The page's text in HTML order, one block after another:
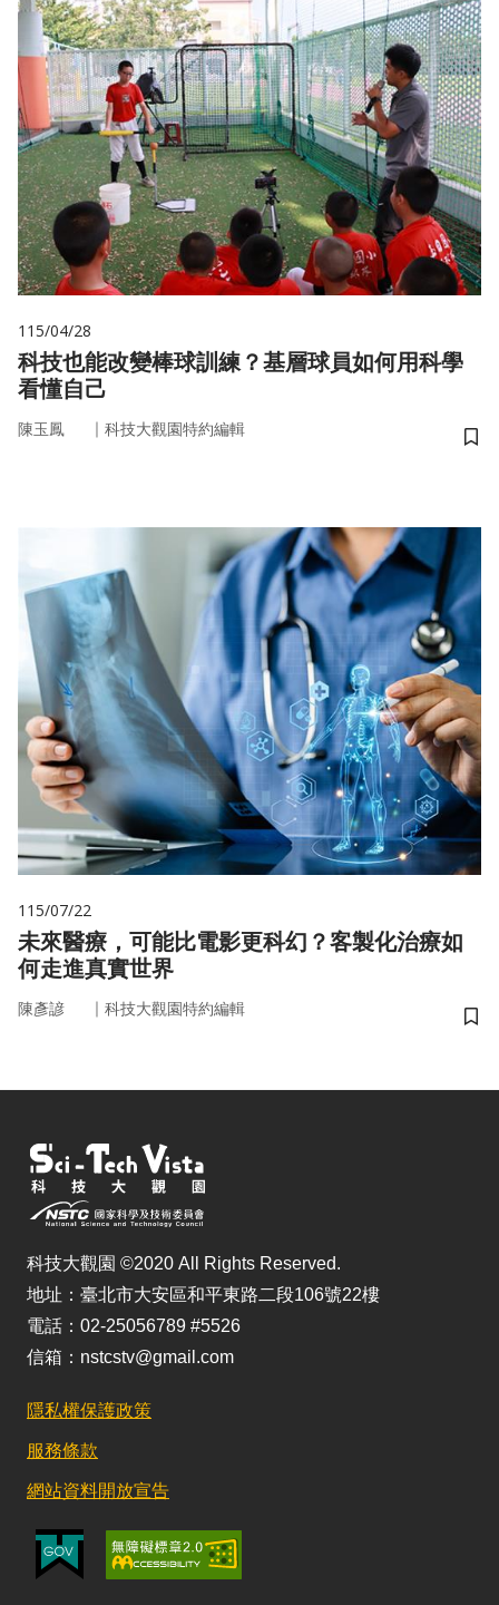
115/04/28
科技也能改變棒球訓練？基層球員如何用科學
看懂自己
陳玉鳳 ｜ 科技大觀園特約編輯
儲
115/07/22
未來醫療，可能比電影更科幻？客製化治療如
何走進真實世界
陳彥諺 ｜ 科技大觀園特約編輯
儲
科技大觀園 ©2020 All Rights Reserved.
地址：臺北市大安區和平東路二段106號22樓
電話：02-25056789 #5526
信箱：nstcstv@gmail.com
隱私權保護政策
服務條款
網站資料開放宣告